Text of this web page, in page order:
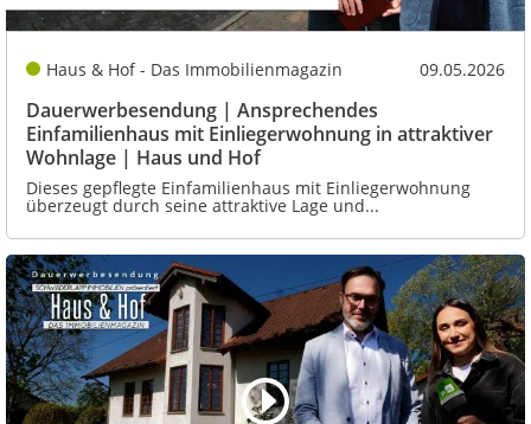
Haus & Hof - Das Immobilienmagazin 09.05.2026
Dauerwerbesendung | Ansprechendes
Einfamilienhaus mit Einliegerwohnung in attraktiver
Wohnlage | Haus und Hof
Dieses gepflegte Einfamilienhaus mit Einliegerwohnung
überzeugt durch seine attraktive Lage und...